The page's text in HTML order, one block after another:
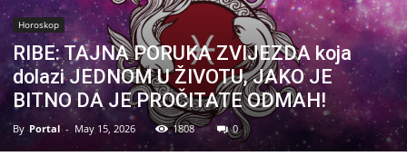
Horoskop
RIBE: TAJNA PORUKA ZVIJEZDA koja
dolazi JEDNOM U ŽIVOTU, JAKO JE
BITNO DA JE PROČITATE ODMAH!
By Portal - May 15, 2026 1808 0